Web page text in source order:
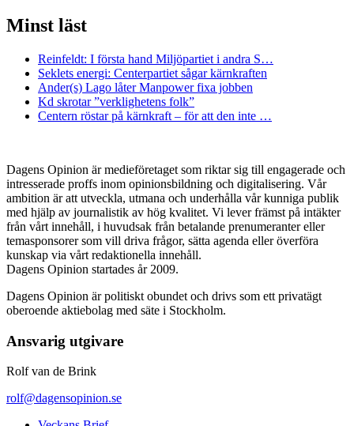
Minst läst
Reinfeldt: I första hand Miljöpartiet i andra S…
Seklets energi: Centerpartiet sågar kärnkraften
Ander(s) Lago låter Manpower fixa jobben
Kd skrotar ”verklighetens folk”
Centern röstar på kärnkraft – för att den inte …
Dagens Opinion är medieföretaget som riktar sig till engagerade och
intresserade proffs inom opinionsbildning och digitalisering. Vår
ambition är att utveckla, utmana och underhålla vår kunniga publik
med hjälp av journalistik av hög kvalitet. Vi lever främst på intäkter
från vårt innehåll, i huvudsak från betalande prenumeranter eller
temasponsorer som vill driva frågor, sätta agenda eller överföra
kunskap via vårt redaktionella innehåll.
Dagens Opinion startades år 2009.
Dagens Opinion är politiskt obundet och drivs som ett privatägt
oberoende aktiebolag med säte i Stockholm.
Ansvarig utgivare
Rolf van de Brink
rolf@dagensopinion.se